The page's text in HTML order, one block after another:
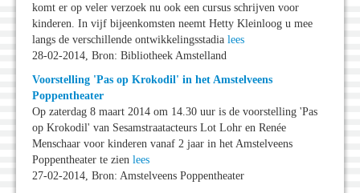
komt er op veler verzoek nu ook een cursus schrijven voor
kinderen. In vijf bijeenkomsten neemt Hetty Kleinloog u mee
langs de verschillende ontwikkelingsstadia lees
28-02-2014, Bron: Bibliotheek Amstelland
Voorstelling 'Pas op Krokodil' in het Amstelveens
Poppentheater
Op zaterdag 8 maart 2014 om 14.30 uur is de voorstelling 'Pas
op Krokodil' van Sesamstraatacteurs Lot Lohr en Renée
Menschaar voor kinderen vanaf 2 jaar in het Amstelveens
Poppentheater te zien lees
27-02-2014, Bron: Amstelveens Poppentheater